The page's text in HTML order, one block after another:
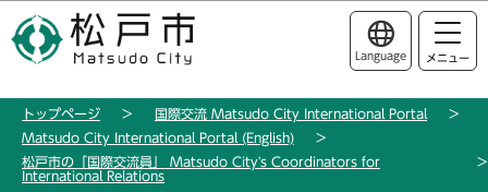
の
ー
このページの本文へ移動
Language メニュー
トップページ
国際交流 Matsudo City International Portal
Matsudo City International Portal (English)
松戸市の「国際交流員」 Matsudo City's Coordinators for
International Relations